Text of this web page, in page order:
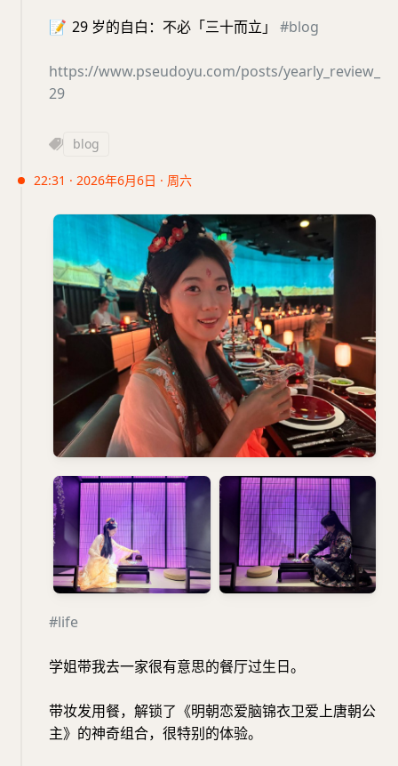
📝 29 岁的自白：不必「三十而立」 #blog
https://www.pseudoyu.com/posts/yearly_review_
29
blog
22:31 · 2026年6月6日 · 周六
#life
学姐带我去一家很有意思的餐厅过生日。
带妆发用餐，解锁了《明朝恋爱脑锦衣卫爱上唐朝公
主》的神奇组合，很特别的体验。